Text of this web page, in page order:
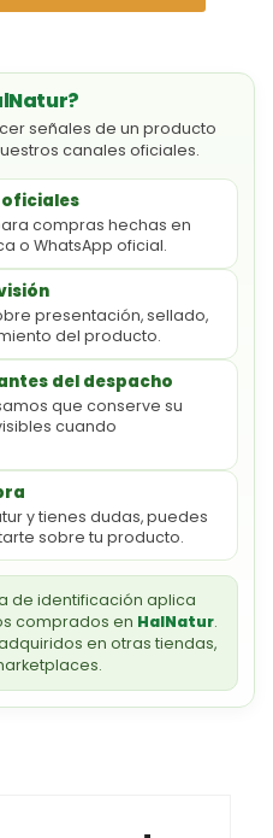
señales de un producto
canales oficiales.
oficiales
compras hechas en
o WhatsApp oficial.
presentación, sellado,
del producto.
del despacho
que conserve su
cuando
y tienes dudas, puedes
sobre tu producto.
de identificación aplica
comprados en HalNatur.
en otras tiendas,